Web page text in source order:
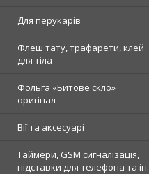
Для перукарів
Флеш тату, трафарети, клей
для тіла
Фольга «Битове скло»
оригінал
Вії та аксесуарі
Таймери, GSM сигналізація,
підставки для телефона та ін.